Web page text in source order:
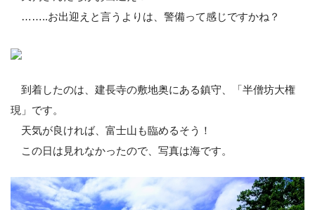
……..お出迎えと言うよりは、警備って感じですかね？
到着したのは、建長寺の敷地奥にある鎮守、「半僧坊大権
現」です。
天気が良ければ、富士山も臨めるそう！
この日は見れなかったので、写真は海です。